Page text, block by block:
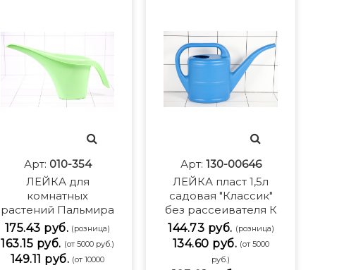
Арт: 010-354
ЛЕЙКА для
комнатных
растений Пальмира
175.43 руб. (розница)
163.15 руб. (от 5000 руб.)
149.11 руб. (от 10000
Арт: 130-00646
ЛЕЙКА пласт 1,5л
садовая "Классик"
без рассеивателя К
144.73 руб. (розница)
134.60 руб. (от 5000
руб.)